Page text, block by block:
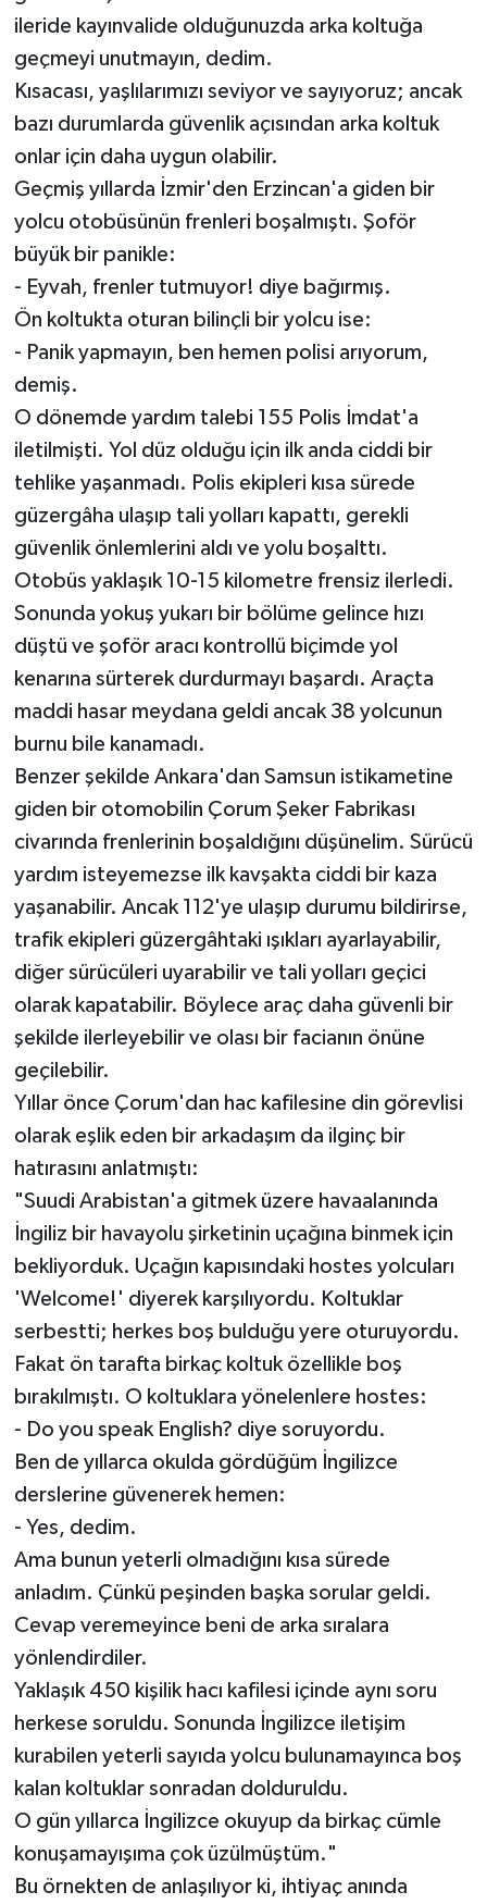
ileride kayınvalide olduğunuzda arka koltuğa
geçmeyi unutmayın, dedim.
Kısacası, yaşlılarımızı seviyor ve sayıyoruz; ancak
bazı durumlarda güvenlik açısından arka koltuk
onlar için daha uygun olabilir.
Geçmiş yıllarda İzmir'den Erzincan'a giden bir
yolcu otobüsünün frenleri boşalmıştı. Şoför
büyük bir panikle:
- Eyvah, frenler tutmuyor! diye bağırmış.
Ön koltukta oturan bilinçli bir yolcu ise:
- Panik yapmayın, ben hemen polisi arıyorum,
demiş.
O dönemde yardım talebi 155 Polis İmdat'a
iletilmişti. Yol düz olduğu için ilk anda ciddi bir
tehlike yaşanmadı. Polis ekipleri kısa sürede
güzergâha ulaşıp tali yolları kapattı, gerekli
güvenlik önlemlerini aldı ve yolu boşalttı.
Otobüs yaklaşık 10-15 kilometre frensiz ilerledi.
Sonunda yokuş yukarı bir bölüme gelince hızı
düştü ve şoför aracı kontrollü biçimde yol
kenarına sürterek durdurmayı başardı. Araçta
maddi hasar meydana geldi ancak 38 yolcunun
burnu bile kanamadı.
Benzer şekilde Ankara'dan Samsun istikametine
giden bir otomobilin Çorum Şeker Fabrikası
civarında frenlerinin boşaldığını düşünelim. Sürücü
yardım isteyemezse ilk kavşakta ciddi bir kaza
yaşanabilir. Ancak 112'ye ulaşıp durumu bildirirse,
trafik ekipleri güzergâhtaki ışıkları ayarlayabilir,
diğer sürücüleri uyarabilir ve tali yolları geçici
olarak kapatabilir. Böylece araç daha güvenli bir
şekilde ilerleyebilir ve olası bir facianın önüne
geçilebilir.
Yıllar önce Çorum'dan hac kafilesine din görevlisi
olarak eşlik eden bir arkadaşım da ilginç bir
hatırasını anlatmıştı:
"Suudi Arabistan'a gitmek üzere havaalanında
İngiliz bir havayolu şirketinin uçağına binmek için
bekliyorduk. Uçağın kapısındaki hostes yolcuları
'Welcome!' diyerek karşılıyordu. Koltuklar
serbestti; herkes boş bulduğu yere oturuyordu.
Fakat ön tarafta birkaç koltuk özellikle boş
bırakılmıştı. O koltuklara yönelenlere hostes:
- Do you speak English? diye soruyordu.
Ben de yıllarca okulda gördüğüm İngilizce
derslerine güvenerek hemen:
- Yes, dedim.
Ama bunun yeterli olmadığını kısa sürede
anladım. Çünkü peşinden başka sorular geldi.
Cevap veremeyince beni de arka sıralara
yönlendirdiler.
Yaklaşık 450 kişilik hacı kafilesi içinde aynı soru
herkese soruldu. Sonunda İngilizce iletişim
kurabilen yeterli sayıda yolcu bulunamayınca boş
kalan koltuklar sonradan dolduruldu.
O gün yıllarca İngilizce okuyup da birkaç cümle
konuşamayışıma çok üzülmüştüm."
Bu örnekten de anlaşılıyor ki, ihtiyaç anında